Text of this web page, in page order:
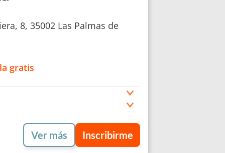
8, 35002 Las Palmas de
gratis
Ver más Inscribirme